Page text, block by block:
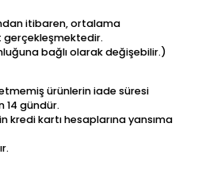
itibaren, ortalama
gerçekleşmektedir.
bağlı olarak değişebilir.)
ürünlerin iade süresi
14 gündür.
kredi kartı hesaplarına yansıma